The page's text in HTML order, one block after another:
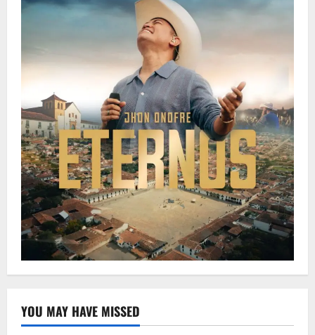
YOU MAY HAVE MISSED